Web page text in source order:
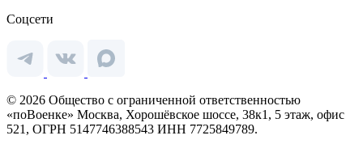
Соцсети
© 2026 Общество с ограниченной ответственностью
«поВоенке» Москва, Хорошёвское шоссе, 38к1, 5 этаж, офис
521, ОГРН 5147746388543 ИНН 7725849789.